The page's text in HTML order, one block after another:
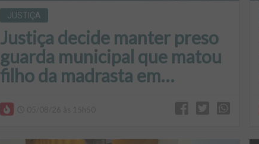
JUSTIÇA
Justiça decide manter preso
guarda municipal que matou
filho da madrasta em